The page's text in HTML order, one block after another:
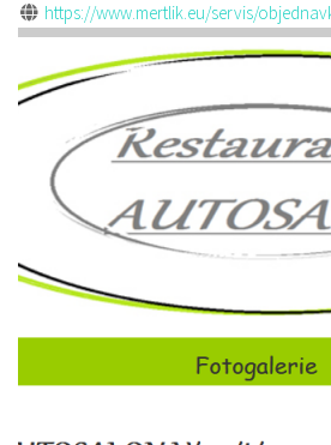
https://www.mertlik.eu/servis/